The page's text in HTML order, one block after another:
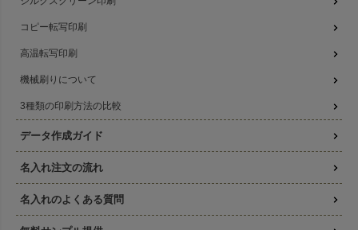
コピー転写印刷
高温転写印刷
機械刷りについて
3種類の印刷方法の比較
データ作成ガイド
名入れ注文の流れ
名入れのよくある質問